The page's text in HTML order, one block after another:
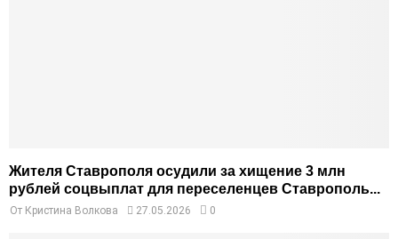
Жителя Ставрополя осудили за хищение 3 млн
рублей соцвыплат для переселенцев Ставрополь...
От Кристина Волкова 27.05.2026 0